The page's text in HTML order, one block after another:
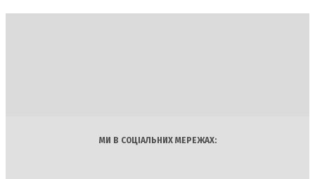
МИ В СОЦІАЛЬНИХ МЕРЕЖАХ: